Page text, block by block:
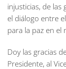
injusticias, de
el diálogo entre
para la paz en el
Doy las gracias
Presidente, al